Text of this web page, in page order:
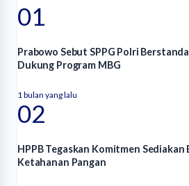
01
Prabowo Sebut SPPG Polri
Dukung Program MBG
1 bulan yang lalu
02
HPPB Tegaskan Komitmen
Ketahanan Pangan